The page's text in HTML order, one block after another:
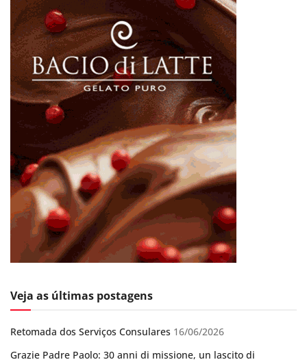
Veja as últimas postagens
Retomada dos Serviços Consulares 16/06/2026
Grazie Padre Paolo: 30 anni di missione, un lascito di